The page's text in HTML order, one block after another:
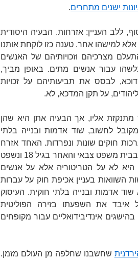
ישנים מתחרים.
ללב העניין: אזרחות. הבעיה היסודית
למישהו אחר. טענה כזו לוקחת אותנו
להתעלם מצרכיהם וזכויותיהם של האנשים
עבור אנשים מתים. באופן מביך,
לבסס את תביעותיהם על זכויות
על תקן המדכא, לא.
מתנקזת אליו, אך הבעיה אתן היא שהן
לחשוב, שוד אדמות ובנייה בלתי
חוקים שונות ונפרדות. האחד אזרח
והאחר לא. האחד נעשה בוגר בעיני החוק בגיל 16 ונשפט בבית משפט צבאי והאחר בגיל 18 ונשפט
לא על הטריטוריה אלא על אנשים
השוואות בעניין אכיפת חוק על עברות
אדמות ובנייה בלתי חוקית. העיסוק
איבד את השפעתו בזירה הפוליטית
אינדיבידואליים עבור מקופחים
שחשבנו שחלפה מן העולם מזמן.